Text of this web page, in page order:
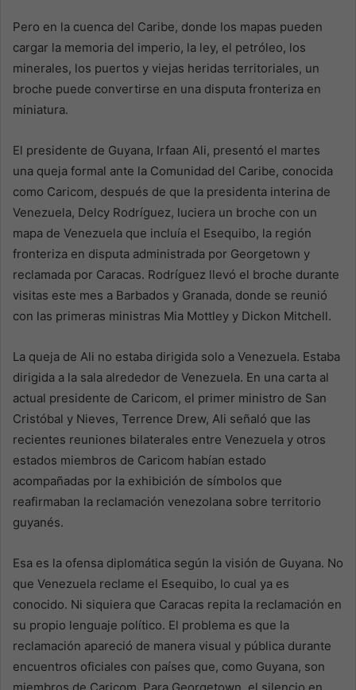
Pero en la cuenca del Caribe, donde los mapas pueden
cargar la memoria del imperio, la ley, el petróleo, los
minerales, los puertos y viejas heridas territoriales, un
broche puede convertirse en una disputa fronteriza en
miniatura.
El presidente de Guyana, Irfaan Ali, presentó el martes
una queja formal ante la Comunidad del Caribe, conocida
como Caricom, después de que la presidenta interina de
Venezuela, Delcy Rodríguez, luciera un broche con un
mapa de Venezuela que incluía el Esequibo, la región
fronteriza en disputa administrada por Georgetown y
reclamada por Caracas. Rodríguez llevó el broche durante
visitas este mes a Barbados y Granada, donde se reunió
con las primeras ministras Mia Mottley y Dickon Mitchell.
La queja de Ali no estaba dirigida solo a Venezuela. Estaba
dirigida a la sala alrededor de Venezuela. En una carta al
actual presidente de Caricom, el primer ministro de San
Cristóbal y Nieves, Terrence Drew, Ali señaló que las
recientes reuniones bilaterales entre Venezuela y otros
estados miembros de Caricom habían estado
acompañadas por la exhibición de símbolos que
reafirmaban la reclamación venezolana sobre territorio
guyanés.
Esa es la ofensa diplomática según la visión de Guyana. No
que Venezuela reclame el Esequibo, lo cual ya es
conocido. Ni siquiera que Caracas repita la reclamación en
su propio lenguaje político. El problema es que la
reclamación apareció de manera visual y pública durante
encuentros oficiales con países que, como Guyana, son